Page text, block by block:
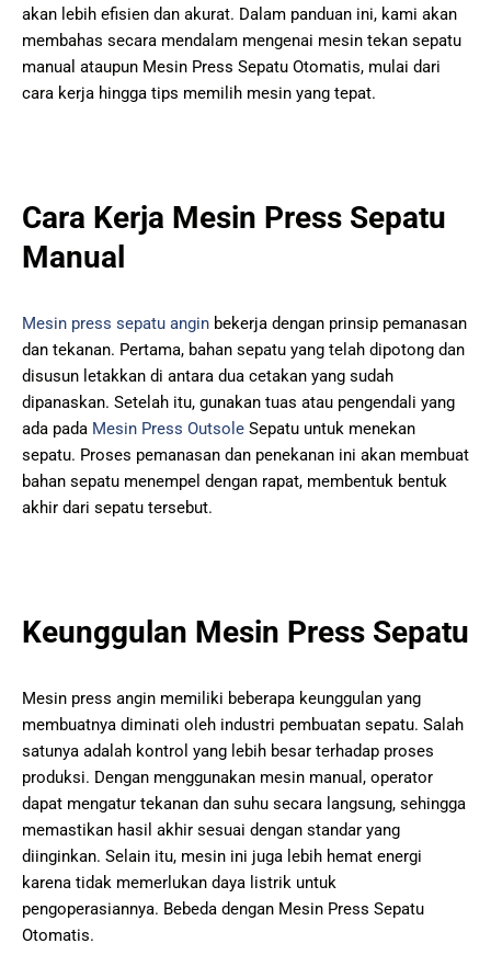
akan lebih efisien dan akurat. Dalam panduan ini, kami akan
membahas secara mendalam mengenai mesin tekan sepatu
manual ataupun Mesin Press Sepatu Otomatis, mulai dari
cara kerja hingga tips memilih mesin yang tepat.
Cara Kerja Mesin Press Sepatu
Manual
Mesin press sepatu angin bekerja dengan prinsip pemanasan
dan tekanan. Pertama, bahan sepatu yang telah dipotong dan
disusun letakkan di antara dua cetakan yang sudah
dipanaskan. Setelah itu, gunakan tuas atau pengendali yang
ada pada Mesin Press Outsole Sepatu untuk menekan
sepatu. Proses pemanasan dan penekanan ini akan membuat
bahan sepatu menempel dengan rapat, membentuk bentuk
akhir dari sepatu tersebut.
Keunggulan Mesin Press Sepatu
Mesin press angin memiliki beberapa keunggulan yang
membuatnya diminati oleh industri pembuatan sepatu. Salah
satunya adalah kontrol yang lebih besar terhadap proses
produksi. Dengan menggunakan mesin manual, operator
dapat mengatur tekanan dan suhu secara langsung, sehingga
memastikan hasil akhir sesuai dengan standar yang
diinginkan. Selain itu, mesin ini juga lebih hemat energi
karena tidak memerlukan daya listrik untuk
pengoperasiannya. Bebeda dengan Mesin Press Sepatu
Otomatis.